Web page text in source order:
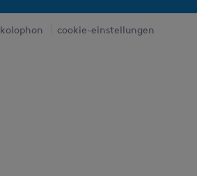
kolophon cookie-einstellungen